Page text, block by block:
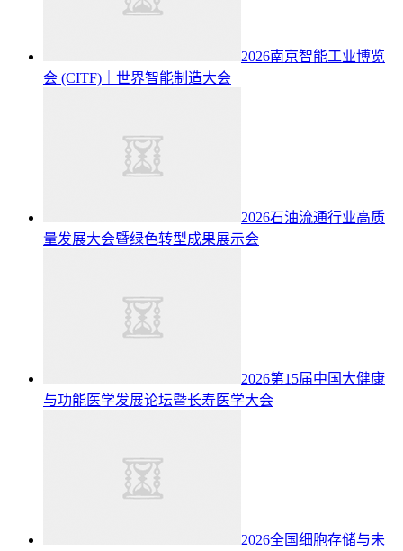
2026南京智能工业博览
会 (CITF)｜世界智能制造大会
2026石油流通行业高质
量发展大会暨绿色转型成果展示会
2026第15届中国大健康
与功能医学发展论坛暨长寿医学大会
2026全国细胞存储与未